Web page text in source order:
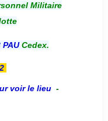
Militaire
PAUCedex.
voir le lieu -